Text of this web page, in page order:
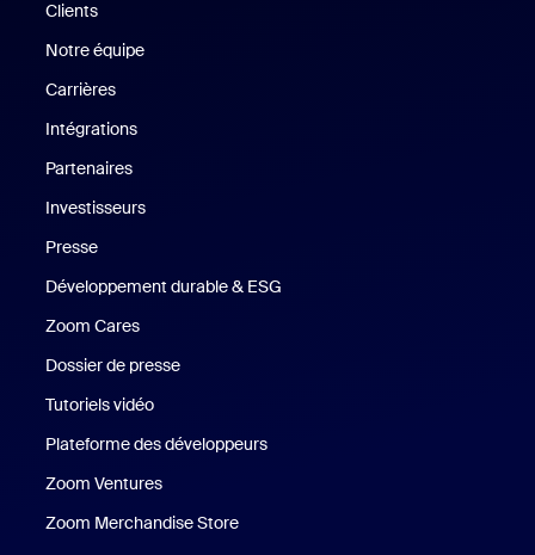
Clients
Notre équipe
Carrières
Intégrations
Partenaires
Investisseurs
Presse
Développement durable & ESG
Zoom Cares
Dossier de presse
Tutoriels vidéo
Plateforme des développeurs
Zoom Ventures
Zoom Merchandise Store